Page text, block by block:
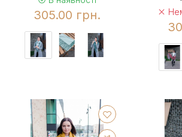
305.00 грн.